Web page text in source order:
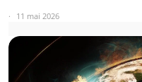
11 mai 2026